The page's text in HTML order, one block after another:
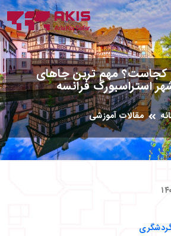
کجاست؟ مهم ترین جاهای
استراسبورگ فرانسه
مقالات آموزشی